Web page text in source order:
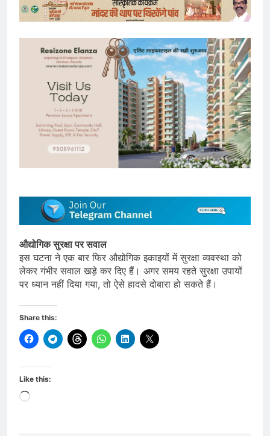
औद्योगिक सुरक्षा पर सवाल
इस घटना ने एक बार फिर औद्योगिक इकाइयों में सुरक्षा व्यवस्था को
लेकर गंभीर सवाल खड़े कर दिए हैं। अगर समय रहते सुरक्षा उपायों
पर ध्यान नहीं दिया गया, तो ऐसे हादसे दोबारा हो सकते हैं।
Share this:
Like this:
Loading…